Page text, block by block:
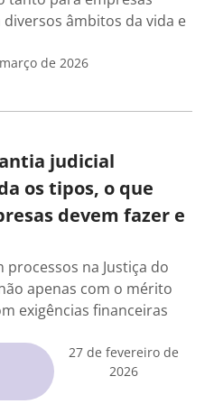
âmbitos da vida e
de 2026
judicial
os tipos, o que
devem fazer e
na Justiça do
apenas com o mérito
exigências financeiras
27 de fevereiro de
2026